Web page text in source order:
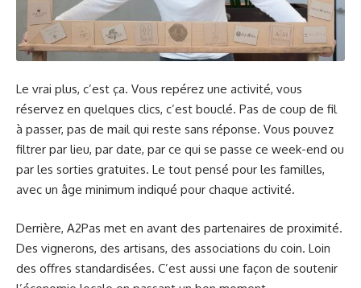
Le vrai plus, c’est ça. Vous repérez une activité, vous
réservez en quelques clics, c’est bouclé. Pas de coup de fil
à passer, pas de mail qui reste sans réponse. Vous pouvez
filtrer par lieu, par date, par ce qui se passe ce week-end ou
par les sorties gratuites. Le tout pensé pour les familles,
avec un âge minimum indiqué pour chaque activité.
Derrière, A2Pas met en avant des partenaires de proximité.
Des vignerons, des artisans, des associations du coin. Loin
des offres standardisées. C’est aussi une façon de soutenir